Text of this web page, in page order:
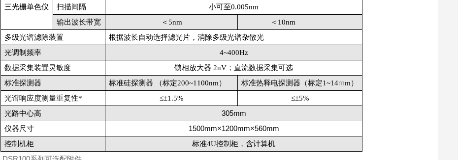
三光栅单色仪
扫描间隔
小可至0.005nm
输出波长带宽
＜5nm ＜ 10nm
多级光谱滤除装置
根据波长自动选择滤光片，消除多级光谱杂散光
光调制频率
4~400Hz
数据采集装置灵敏度
锁相放大器 2nV ；直流数据采集可选
标准探测器
标准硅探测器 （标定200~1100nm） 标准热释电探测器（标定1~14mm）
光谱响应度测量重复性* ≤±1.5% ≤±5%
光路中心高
305mm
仪器尺寸 1500mm×1200mm×560mm
控制机柜 标准4U控制柜，含计算机